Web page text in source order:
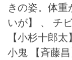
きの姿。体
いが】 、 チ
【小杉十郎
小鬼
【斉藤